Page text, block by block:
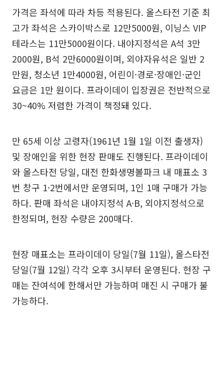
가격은 좌석에 따라 차등 적용된다. 올스타전 기준 최
고가 좌석은 스카이박스로 12만5000원, 이닝스 VIP
테라스는 11만5000원이다. 내야지정석은 A석 3만
2000원, B석 2만6000원이며, 외야자유석은 일반 2
만원, 청소년 1만4000원, 어린이·경로·장애인·군인
요금은 1만 원이다. 프라이데이 입장권은 전반적으로
30~40% 저렴한 가격이 책정돼 있다.
만 65세 이상 고령자(1961년 1월 1일 이전 출생자)
및 장애인을 위한 현장 판매도 진행된다. 프라이데이
와 올스타전 당일, 대전 한화생명볼파크 내 매표소 3
번 창구 1·2번에서만 운영되며, 1인 1매 구매가 가능
하다. 판매 좌석은 내야지정석 A·B, 외야지정석으로
한정되며, 현장 수량은 200매다.
현장 매표소는 프라이데이 당일(7월 11일), 올스타전
당일(7월 12일) 각각 오후 3시부터 운영된다. 현장 구
매는 잔여석에 한해서만 가능하며 매진 시 구매가 불
가능하다.